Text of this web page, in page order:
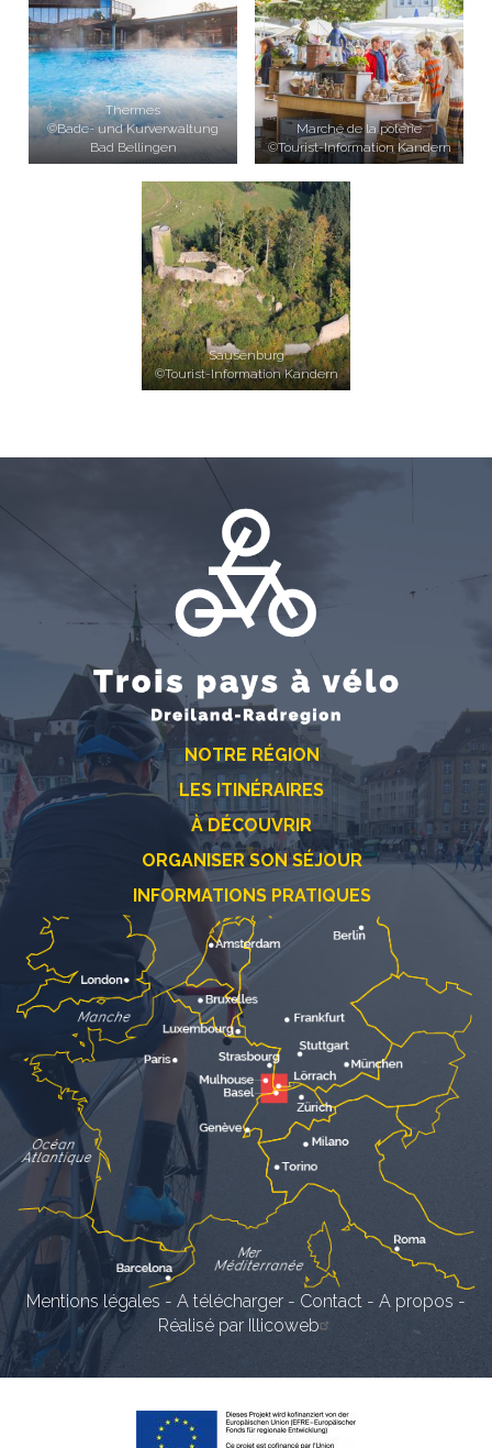
Thermes
©Bade- und Kurverwaltung
Bad Bellingen
Marché de la poterie
©Tourist-Information Kandern
Sausenburg
©Tourist-Information Kandern
NOTRE RÉGION
LES ITINÉRAIRES
À DÉCOUVRIR
ORGANISER SON SÉJOUR
INFORMATIONS PRATIQUES
Mentions légales - A télécharger - Contact - A propos -
Réalisé par Illicoweb